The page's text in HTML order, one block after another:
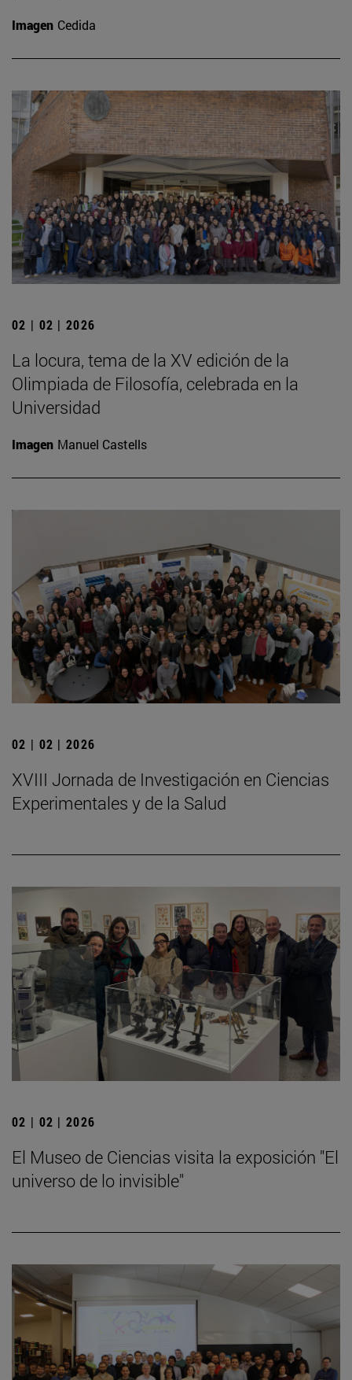
Imagen Cedida
02 | 02 | 2026
La locura, tema de la XV edición de la
Olimpiada de Filosofía, celebrada en la
Universidad
Imagen Manuel Castells
02 | 02 | 2026
XVIII Jornada de Investigación en Ciencias
Experimentales y de la Salud
02 | 02 | 2026
El Museo de Ciencias visita la exposición "El
universo de lo invisible"